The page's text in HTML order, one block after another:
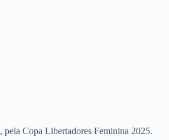
pela Copa Libertadores Feminina 2025.